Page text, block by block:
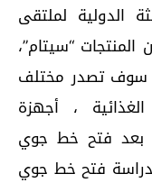
الدولية لملتقى
المنتجات “سيتام”،
سوف تصدر مختلف
، أجهزة
بعد فتح خط جوي
بدراسة فتح خط جوي